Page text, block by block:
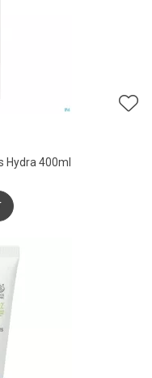
Hydra 400ml